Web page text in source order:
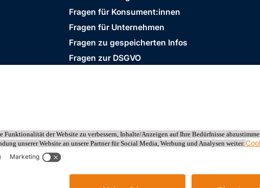
Fragen für Konsument:innen
Fragen für Unternehmen
Fragen zu gespeicherten Infos
Fragen zur DSGVO
| Copyright
A-1020 Wien, Österreich